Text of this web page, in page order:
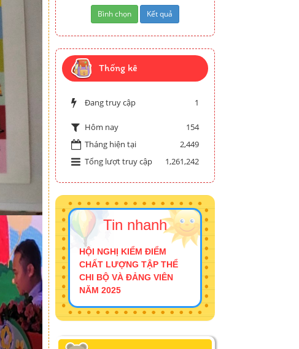
Thống kê
Đang truy cập 1
Hôm nay
154
Tháng hiện tại
2,449
Tổng lượt truy cập
1,261,242
Tin nhanh
HỘI NGHỊ KIỂM ĐIỂM
CHẤT LƯỢNG TẬP THỂ
CHI BỘ VÀ ĐẢNG VIÊN
NĂM 2025